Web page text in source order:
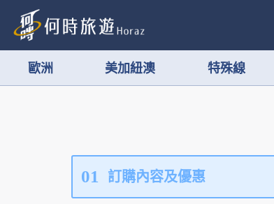
歐洲 美加紐澳 特殊線
01 訂購內容及優惠